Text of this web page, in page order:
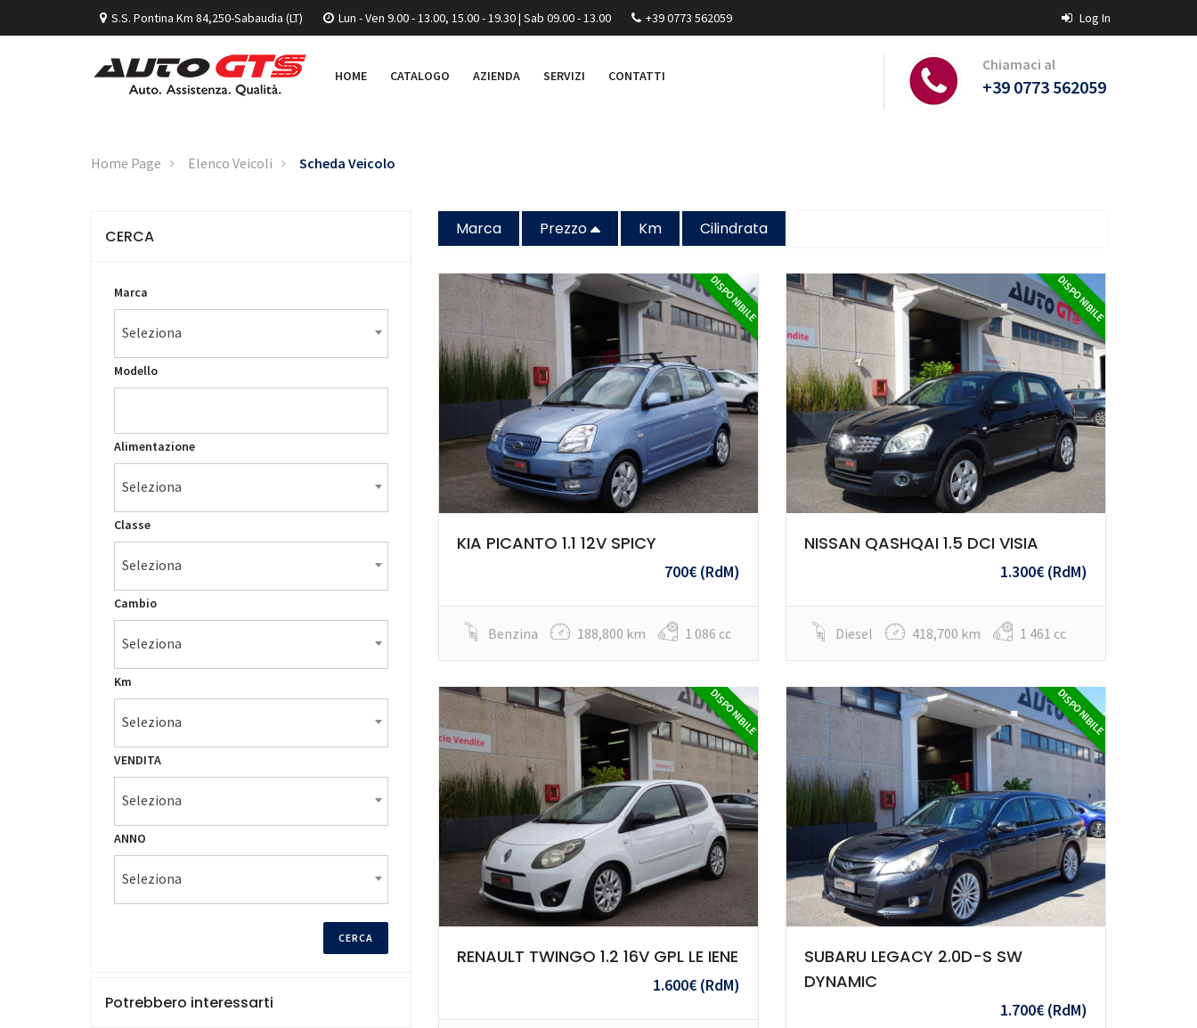
S.S. Pontina Km 84,250-Sabaudia (LT) Lun - Ven 9.00 - 13.00, 15.00 - 19.30 | Sab 09.00 - 13.00 +39 0773 562059 Log In
HOME CATALOGO AZIENDA SERVIZI CONTATTI
Chiamaci al
+39 0773 562059
Home Page Elenco Veicoli Scheda Veicolo
Marca Prezzo Km Cilindrata
DISPONIBILE
KIA PICANTO 1.1 12V SPICY
700€ (RdM)
Benzina 188,800 km 1 086 cc
DISPONIBILE
NISSAN QASHQAI 1.5 DCI VISIA
1.300€ (RdM)
Diesel 418,700 km 1 461 cc
DISPONIBILE
RENAULT TWINGO 1.2 16V GPL LE IENE
1.600€ (RdM)
DISPONIBILE
SUBARU LEGACY 2.0D-S SW
DYNAMIC
1.700€ (RdM)
CERCA
Marca
Seleziona
Modello
Alimentazione
Seleziona
Classe
Seleziona
Cambio
Seleziona
Km
Seleziona
VENDITA
Seleziona
ANNO
Seleziona
Potrebbero interessarti